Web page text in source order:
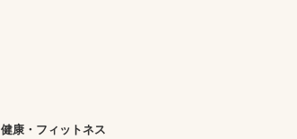
健康・フィットネス